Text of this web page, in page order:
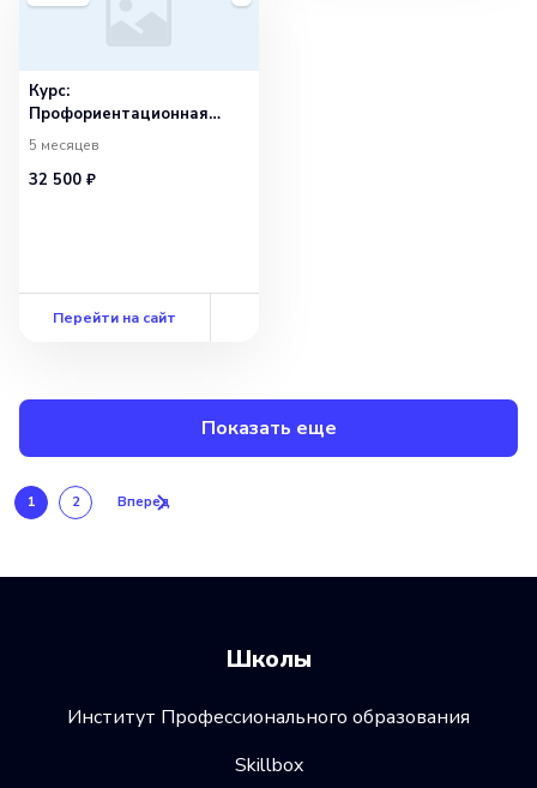
Курс:
Профориентационная
работа в образовательном
учреждении
5 месяцев
32 500 ₽
Перейти на сайт
Показать еще
1 2 Вперед
Школы
Институт Профессионального образования
Skillbox